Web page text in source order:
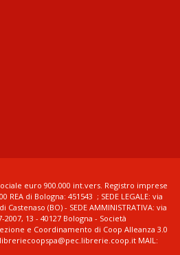
euro 900.000 int.vers. Registro imprese
REA di Bologna: 451543 ; SEDE LEGALE: via
(BO) - SEDE AMMINISTRATIVA: via
13 - 40127 Bologna - Società
e Coordinamento di Coop Alleanza 3.0
libreriecoopspa@pec.librerie.coop.it MAIL: